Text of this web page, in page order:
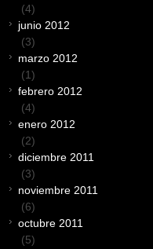
(4)
junio 2012
(3)
marzo 2012
(1)
febrero 2012
(4)
enero 2012
(2)
diciembre 2011
(3)
noviembre 2011
(6)
octubre 2011
(5)